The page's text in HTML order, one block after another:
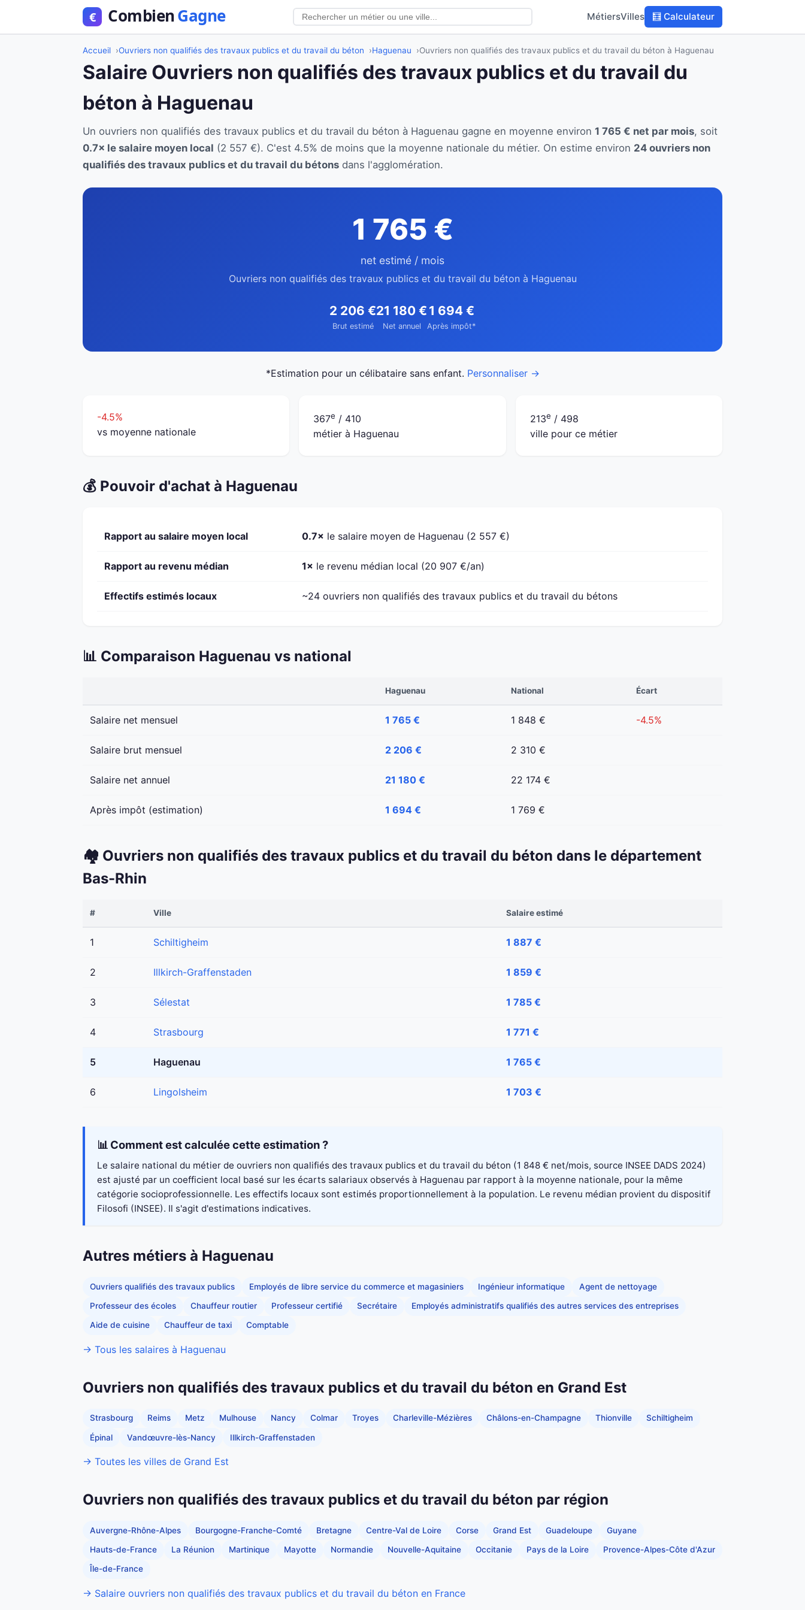
MétiersVilles 🧮 Calculateur
Accueil Ouvriers non qualifiés des travaux publics et du travail du béton Haguenau Ouvriers non qualifiés des travaux publics et du travail du béton à Haguenau
Salaire Ouvriers non qualifiés des travaux publics et du travail du
béton à Haguenau
Un ouvriers non qualifiés des travaux publics et du travail du béton à Haguenau gagne en moyenne environ 1 765 € net par mois, soit
0.7× le salaire moyen local (2 557 €). C'est 4.5% de moins que la moyenne nationale du métier. On estime environ 24 ouvriers non
qualifiés des travaux publics et du travail du bétons dans l'agglomération.
1 765 €
net estimé / mois
Ouvriers non qualifiés des travaux publics et du travail du béton à Haguenau
2 206 €
Brut estimé
21 180 €
Net annuel
1 694 €
Après impôt*
*Estimation pour un célibataire sans enfant. Personnaliser →
-4.5%
vs moyenne nationale
367e / 410
métier à Haguenau
213e / 498
ville pour ce métier
💰 Pouvoir d'achat à Haguenau
Rapport au salaire moyen local 0.7× le salaire moyen de Haguenau (2 557 €)
Rapport au revenu médian 1× le revenu médian local (20 907 €/an)
Effectifs estimés locaux ~24 ouvriers non qualifiés des travaux publics et du travail du bétons
📊 Comparaison Haguenau vs national
Haguenau National Écart
Salaire net mensuel 1 765 € 1 848 € -4.5%
Salaire brut mensuel 2 206 € 2 310 €
Salaire net annuel 21 180 € 22 174 €
Après impôt (estimation) 1 694 € 1 769 €
🏘️ Ouvriers non qualifiés des travaux publics et du travail du béton dans le département
Bas-Rhin
# Ville Salaire estimé
1 Schiltigheim 1 887 €
2 Illkirch-Graffenstaden 1 859 €
3 Sélestat 1 785 €
4 Strasbourg 1 771 €
5 Haguenau 1 765 €
6 Lingolsheim 1 703 €
📊 Comment est calculée cette estimation ?
Le salaire national du métier de ouvriers non qualifiés des travaux publics et du travail du béton (1 848 € net/mois, source INSEE DADS 2024)
est ajusté par un coefficient local basé sur les écarts salariaux observés à Haguenau par rapport à la moyenne nationale, pour la même
catégorie socioprofessionnelle. Les effectifs locaux sont estimés proportionnellement à la population. Le revenu médian provient du dispositif
Filosofi (INSEE). Il s'agit d'estimations indicatives.
Autres métiers à Haguenau
Ouvriers qualifiés des travaux publics Employés de libre service du commerce et magasiniers Ingénieur informatique Agent de nettoyage
Professeur des écoles Chauffeur routier Professeur certifié Secrétaire Employés administratifs qualifiés des autres services des entreprises
Aide de cuisine Chauffeur de taxi Comptable
→ Tous les salaires à Haguenau
Ouvriers non qualifiés des travaux publics et du travail du béton en Grand Est
Strasbourg Reims Metz Mulhouse Nancy Colmar Troyes Charleville-Mézières Châlons-en-Champagne Thionville Schiltigheim
Épinal Vandœuvre-lès-Nancy Illkirch-Graffenstaden
→ Toutes les villes de Grand Est
Ouvriers non qualifiés des travaux publics et du travail du béton par région
Auvergne-Rhône-Alpes Bourgogne-Franche-Comté Bretagne Centre-Val de Loire Corse Grand Est Guadeloupe Guyane
Hauts-de-France La Réunion Martinique Mayotte Normandie Nouvelle-Aquitaine Occitanie Pays de la Loire Provence-Alpes-Côte d'Azur
Île-de-France
→ Salaire ouvriers non qualifiés des travaux publics et du travail du béton en France